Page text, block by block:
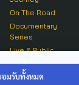
On The Road
Documentary
Series
Live & Public
On air Clip
อมรับทั้งหมด